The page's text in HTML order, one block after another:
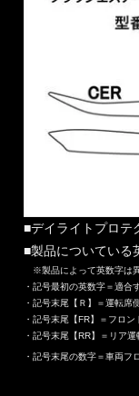
■デイライトプロ
■製品についている
※製品によって英数字は異
・記号最初の英数字＝適合
・記号末尾【Ｒ】＝運転席
・記号末尾【FR】＝フロ
・記号末尾【RR】＝リア
・記号末尾の数字＝車両フ